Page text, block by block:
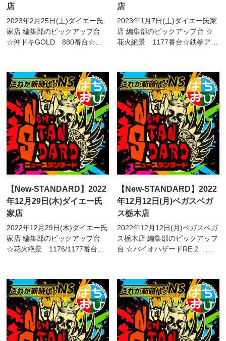
店
2023年2月25日(土)ダイエー氏
家店 編集部のピックアップ台
☆沖ドキGOLD 880番台☆ア
1186/1187番台☆バイオハザー
ドRE:...
店
2023年1月7日(土)ダイエー氏家
店 編集部のピックアップ台 ☆
花火絶景 1177番台☆鉄拳アル
鉄城のカバネリ 1265/12...
【New-STANDARD】2022
年12月29日(木)ダイエー氏
家店
2022年12月29日(木)ダイエー氏
家店 編集部のピックアップ台
☆花火絶景 1176/1177番台☆
バネリ 1263/1265/1266番台
☆...
【New-STANDARD】2022
年12月12日(月)ベガスベガ
ス栃木店
2022年12月12日(月)ベガスベガ
ス栃木店 編集部のピックアップ
台 ☆バイオハザードRE:2
者2 667番台☆魔法少女育成計
画...